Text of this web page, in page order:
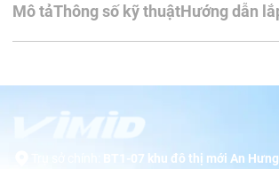
Mô tảThông số kỹ thuậtHướng dẫn
BT1-07 khu đô thị mới An